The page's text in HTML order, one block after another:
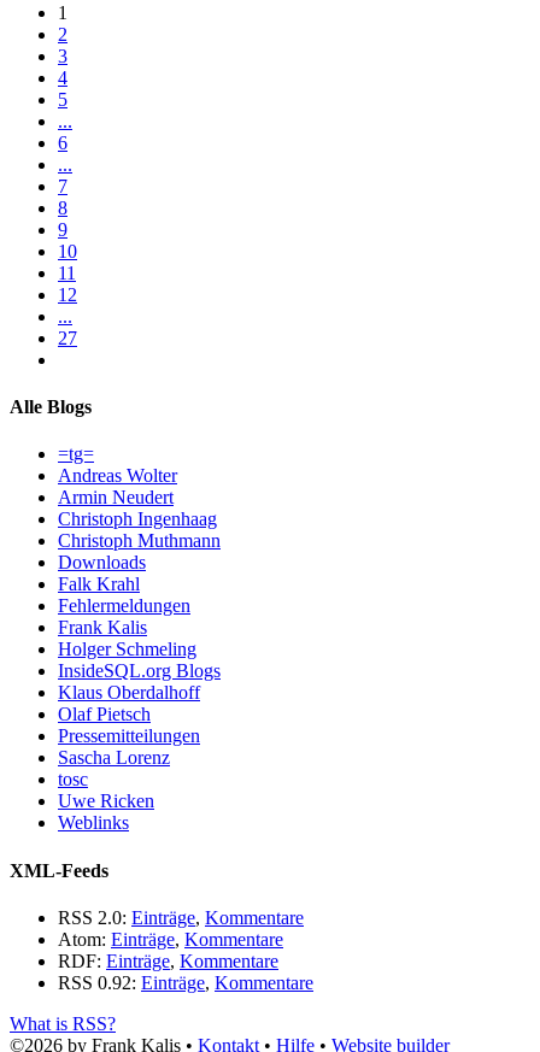
1
2
3
4
5
...
6
...
7
8
9
10
11
12
...
27
Alle Blogs
=tg=
Andreas Wolter
Armin Neudert
Christoph Ingenhaag
Christoph Muthmann
Downloads
Falk Krahl
Fehlermeldungen
Frank Kalis
Holger Schmeling
InsideSQL.org Blogs
Klaus Oberdalhoff
Olaf Pietsch
Pressemitteilungen
Sascha Lorenz
tosc
Uwe Ricken
Weblinks
XML-Feeds
RSS 2.0: Einträge, Kommentare
Atom: Einträge, Kommentare
RDF: Einträge, Kommentare
RSS 0.92: Einträge, Kommentare
What is RSS?
©2026 by Frank Kalis • Kontakt • Hilfe • Website builder